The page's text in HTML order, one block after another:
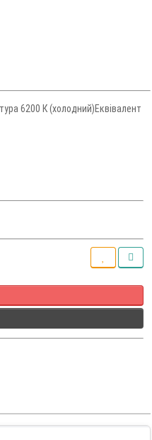
6200 К (холодний)Еквівалент